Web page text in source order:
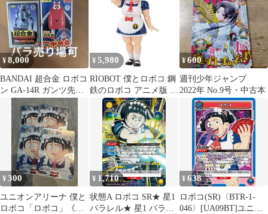
く /5
¥8,000
BANDAI 超合金 ロボコ
ン GA-14R ガンツ先生
GT-05 超合金
¥ 5,980
RIOBOT 僕とロボコ 鋼
鉄のロボコ アニメ版 ア
クションフィギュア
¥600
週刊少年ジャンプ
2022年 No.9号・中古本
¥300
ユニオンアリーナ 僕と
ロボコ「ロボコ」《プ
¥ 1,710
状態A ロボコ SR★ 星1
パラレル★ 星1 パラレ
¥638
ロボコ(SR)〈BTR-1-
046〉[UA09BT]ユニオ